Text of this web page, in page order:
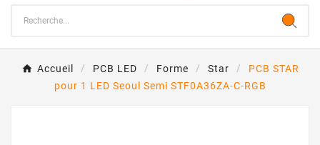
Accueil PCB LED Forme Star
PCB STAR
pour 1 LED Seoul Semi STF0A36ZA-C-RGB